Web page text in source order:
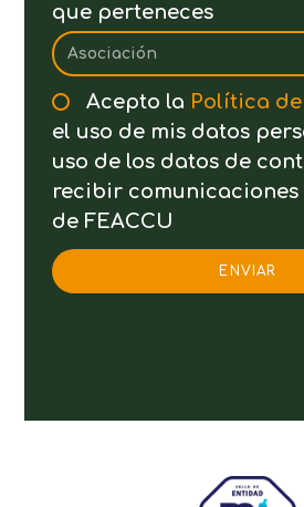
que perteneces
Acepto la Política
el uso de mis datos
uso de los datos de
recibir
de FEACCU
ENVIAR